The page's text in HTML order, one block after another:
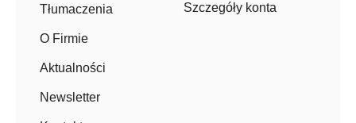
Tłumaczenia
O Firmie
Aktualności
Newsletter
Szczegóły konta